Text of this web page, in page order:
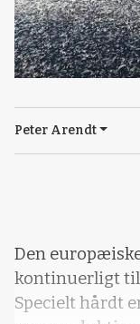
Peter Arendt
Den
kontinuerligt
Specielt hårdt